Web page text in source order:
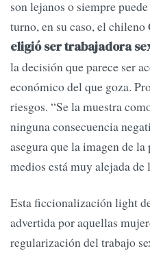
son lejanos o siempre
turno, en su caso, el
eligió ser trabajadora
la decisión que parece ser
económico del que goza.
riesgos. “Se la muestra
ninguna consecuencia
asegura que la imagen de
medios está muy alejada de
Esta ficcionalización light
advertida por aquellas
regularización del trabajo